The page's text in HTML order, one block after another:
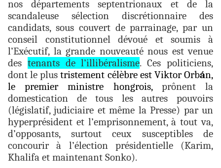
nos départements septentrionaux et de la
scandaleuse sélection discrétionnaire des
candidats, sous couvert de parrainage, par un
conseil constitutionnel dévoué et soumis à
l’Exécutif, la grande nouveauté nous est venue
des tenants de l’illibéralisme. Ces politiciens,
dont le plustristement célèbre est Viktor Orbán,
le premier ministre hongrois,prônent la
domestication de tous les autres pouvoirs
(législatif, judiciaire et même la Presse) par un
hyperprésident et l’emprisonnement, à tout va,
d’opposants, surtout ceux susceptibles de
concourir à l’élection présidentielle (Karim,
Khalifa et maintenant Sonko).